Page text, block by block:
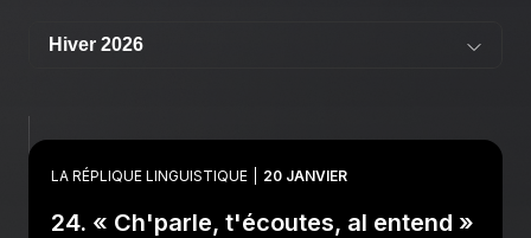
LA RÉPLIQUE LINGUISTIQUE 20 JANVIER
24. « Ch'parle, t'écoutes, al entend »